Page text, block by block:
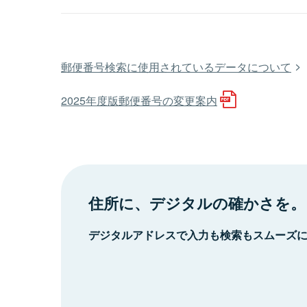
郵便番号検索に使用されているデータについて
2025年度版郵便番号の変更案内
住所に、デジタルの確かさを。
デジタルアドレスで入力も検索もスムーズ